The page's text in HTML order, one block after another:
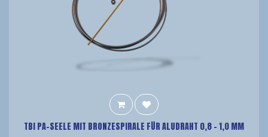
TBI PA-SEELE MIT BRONZESPIRALE FÜR ALUDRAHT 0,8 - 1,0 MM